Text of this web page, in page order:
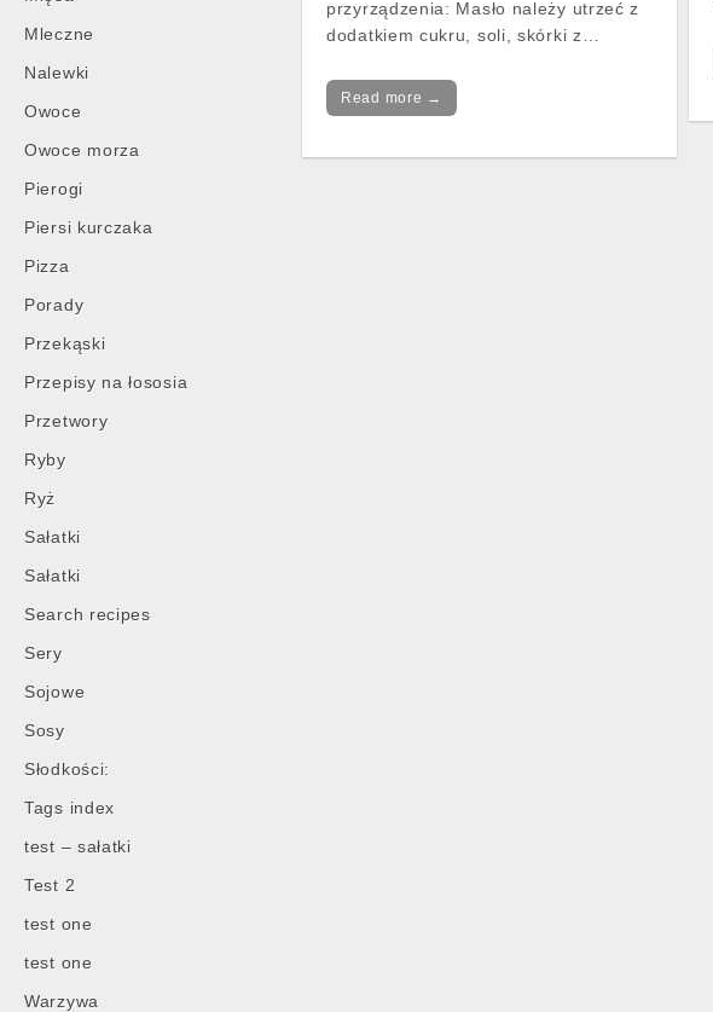
Mleczne
Nalewki
Owoce
Owoce morza
Pierogi
Piersi kurczaka
Pizza
Porady
Przekąski
Przepisy na łososia
Przetwory
Ryby
Ryż
Sałatki
Sałatki
Search recipes
Sery
Sojowe
Sosy
Słodkości:
Tags index
test – sałatki
Test 2
test one
test one
Warzywa
przyrządzenia: Masło należy utrzeć z
dodatkiem cukru, soli, skórki z…
Read more →